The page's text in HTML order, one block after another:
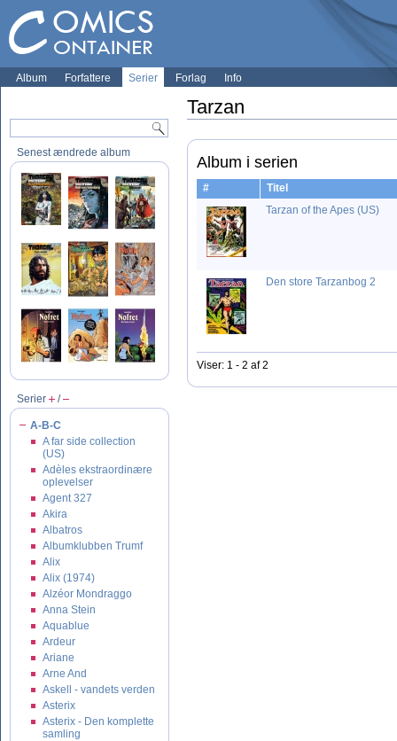
Album Forfattere Serier Forlag Info
Senest ændrede album
Serier /
A-B-C
A far side collection
(US)
Adèles ekstraordinære
oplevelser
Agent 327
Akira
Albatros
Albumklubben Trumf
Alix
Alix (1974)
Alzéor Mondraggo
Anna Stein
Aquablue
Ardeur
Ariane
Arne And
Askell - vandets verden
Asterix
Asterix - Den komplette
samling
Tarzan
Album i serien
#
Titel
Tarzan of the Apes (US)
Den store Tarzanbog 2
Viser: 1 - 2 af 2